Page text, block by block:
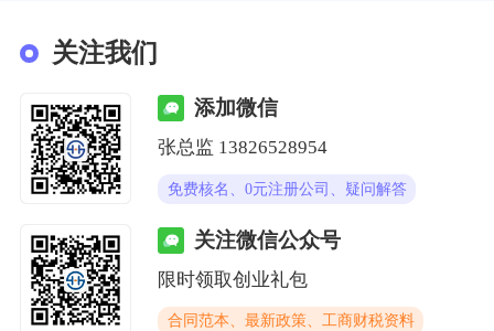
关注我们
添加微信
张总监 13826528954
免费核名、0元注册公司、疑问解答
关注微信公众号
限时领取创业礼包
合同范本、最新政策、工商财税资料